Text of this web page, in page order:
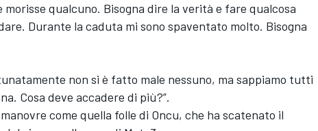
morisse qualcuno. Bisogna dire la verità e fare qualcosa
Durante la caduta mi sono spaventato molto. Bisogna
non si è fatto male nessuno, ma sappiamo tutti
Cosa deve accadere di più?”.
come quella folle di Oncu, che ha scatenato il